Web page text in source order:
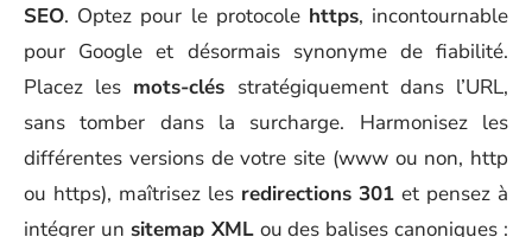
SEO. Optez pour le protocole https, incontournable
pour Google et désormais synonyme de fiabilité.
Placez les mots-clés stratégiquement dans l’URL,
sans tomber dans la surcharge. Harmonisez les
différentes versions de votre site (www ou non, http
ou https), maîtrisez les redirections 301 et pensez à
intégrer un sitemap XMLou des balises canoniques :